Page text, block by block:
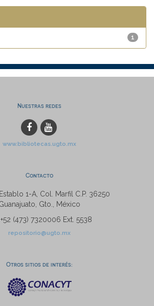
1
Nuestras redes
www.bibliotecas.ugto.mx
Contacto
1-A, Col. Marfil C.P. 36250
Gto., México
(473) 7320006 Ext. 5538
repositorio@ugto.mx
Otros sitios de interés: